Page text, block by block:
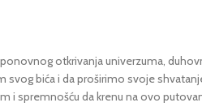
otkrivanja univerzuma,
bića i da proširimo svoje
i spremnošću da krenu na ovo